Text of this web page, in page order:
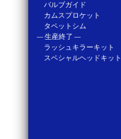
バルブガイド
カムスプロケット
タペットシム
--- 生産終了 ---
ラッシュキラーキット
スペシャルヘッドキット